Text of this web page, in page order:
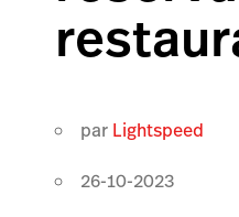
par Lightspeed
26-10-2023